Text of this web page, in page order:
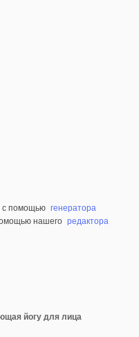
с помощью генератора
нашего редактора
йогу для лица